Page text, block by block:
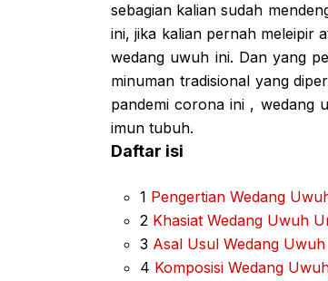
sebagian kalian sudah
ini, jika kalian pernah meleipir
wedang uwuh ini. Dan yang
minuman tradisional yang
pandemi corona ini , wedang
imun tubuh.
Daftar isi
1 Pengertian Wedang
2 Khasiat Wedang Uwuh
3 Asal Usul Wedang Uwuh
4 Komposisi Wedang